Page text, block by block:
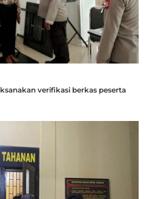
verifikasi berkas peserta